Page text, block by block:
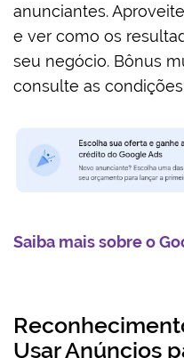
anunciantes.
e ver como os
seu negócio. Bônus
consulte as
Saiba mais sobre o
Usar Anúncios